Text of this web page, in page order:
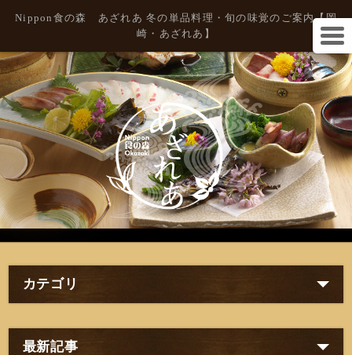
Nippon食の森 あざれあ 冬の単品料理・旬の味覚のご案内【岡
崎・あざれあ】
カテゴリ
最新記事